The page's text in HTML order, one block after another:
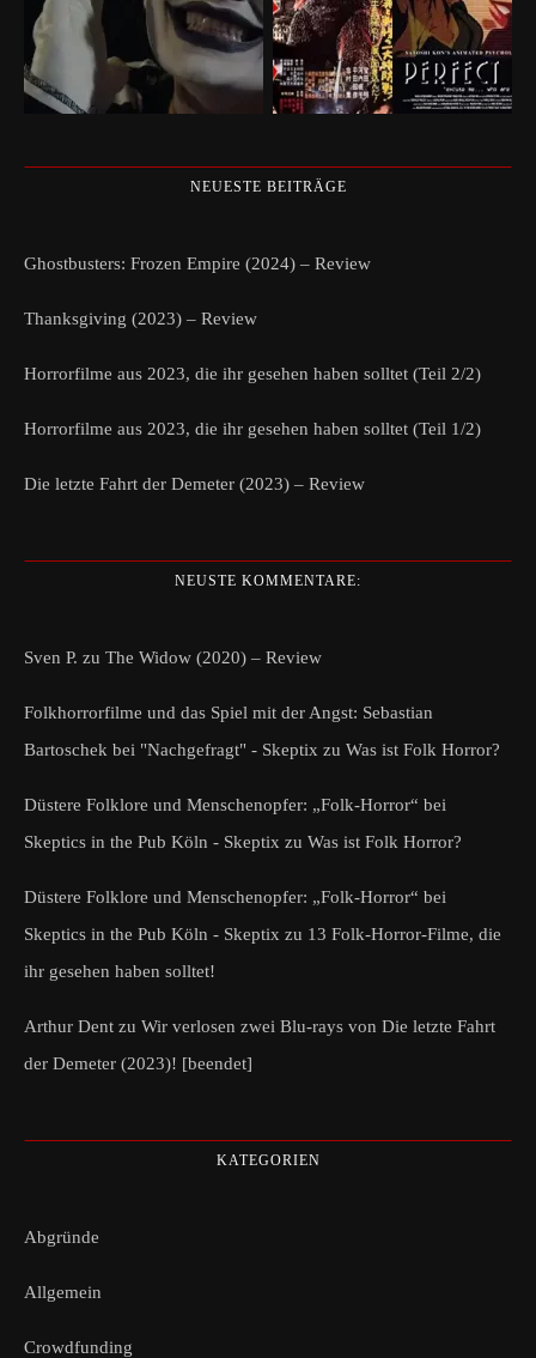
NEUESTE BEITRÄGE
Ghostbusters: Frozen Empire (2024) – Review
Thanksgiving (2023) – Review
Horrorfilme aus 2023, die ihr gesehen haben solltet (Teil 2/2)
Horrorfilme aus 2023, die ihr gesehen haben solltet (Teil 1/2)
Die letzte Fahrt der Demeter (2023) – Review
NEUSTE KOMMENTARE:
Sven P. zu The Widow (2020) – Review
Folkhorrorfilme und das Spiel mit der Angst: Sebastian
Bartoschek bei "Nachgefragt" - Skeptix zu Was ist Folk Horror?
Düstere Folklore und Menschenopfer: „Folk-Horror“ bei
Skeptics in the Pub Köln - Skeptix zu Was ist Folk Horror?
Düstere Folklore und Menschenopfer: „Folk-Horror“ bei
Skeptics in the Pub Köln - Skeptix zu 13 Folk-Horror-Filme, die
ihr gesehen haben solltet!
Arthur Dent zu Wir verlosen zwei Blu-rays von Die letzte Fahrt
der Demeter (2023)! [beendet]
KATEGORIEN
Abgründe
Allgemein
Crowdfunding